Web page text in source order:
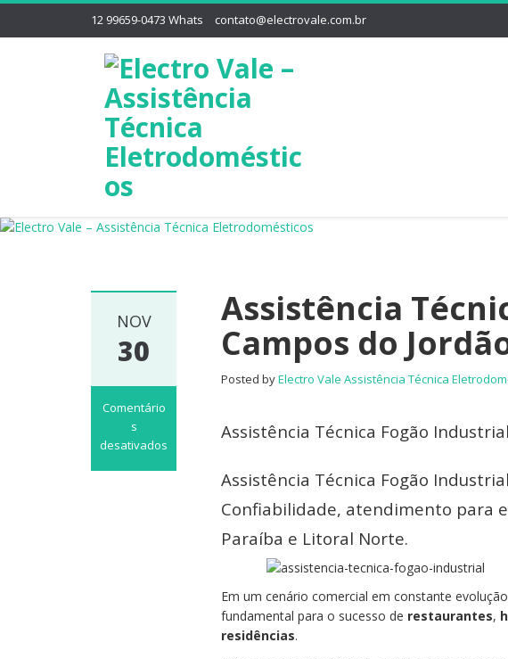
12 99659-0473 Whats contato@electrovale.com.br
NOV
30
Comentário
s
desativados
Assistência
Campos do
Posted byElectro Vale Assistência Técnica
Assistência Técnica Fogão
Assistência Técnica Fogão
Confiabilidade, atendimento para
Paraíba e Litoral Norte.
Em um cenário comercial em constante
fundamental para o sucesso de restaurantes,
residências.